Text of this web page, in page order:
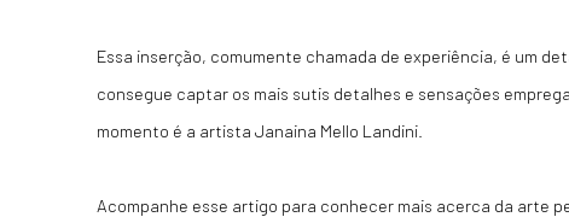
Essa inserção, comumente chamada de experiência, é um
consegue captar os mais sutis detalhes e sensações
momento é a artista Janaina Mello Landini.
Acompanhe esse artigo para conhecer mais acerca da arte